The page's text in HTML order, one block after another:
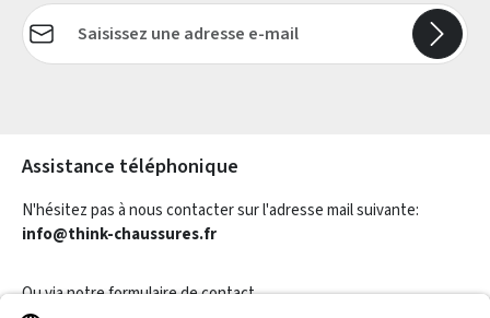
Adresse e-mail*
Assistance téléphonique
N'hésitez pas à nous contacter sur l'adresse mail suivante:
info@think-chaussures.fr
Ou via notreformulaire de contact.